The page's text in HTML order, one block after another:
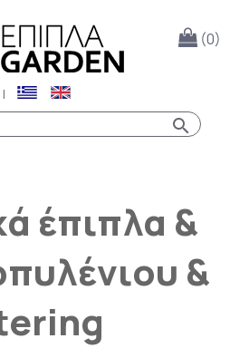
(0)
|
search
έπιπλα &
&